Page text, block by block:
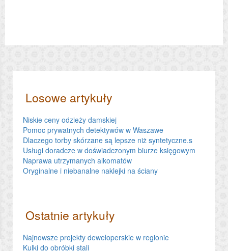
Losowe artykuły
Niskie ceny odzieży damskiej
Pomoc prywatnych detektywów w Waszawe
Dlaczego torby skórzane są lepsze niż syntetyczne.s
Usługi doradcze w doświadczonym biurze księgowym
Naprawa utrzymanych alkomatów
Oryginalne i niebanalne naklejki na ściany
Ostatnie artykuły
Najnowsze projekty deweloperskie w regionie
Kulki do obróbki stali